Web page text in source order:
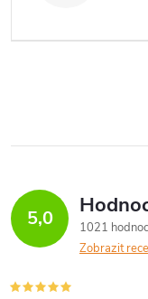
5,0
1021
Zobrazit